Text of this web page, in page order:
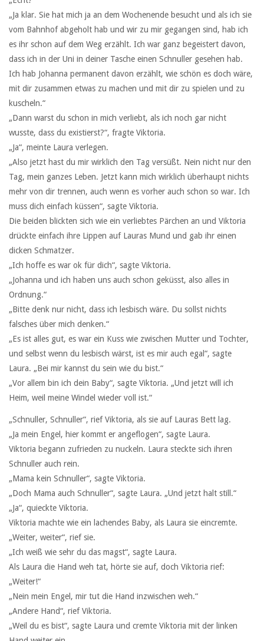
„Ja klar. Sie hat mich ja an dem Wochenende besucht und als ich sie
vom Bahnhof abgeholt hab und wir zu mir gegangen sind, hab ich
es ihr schon auf dem Weg erzählt. Ich war ganz begeistert davon,
dass ich in der Uni in deiner Tasche einen Schnuller gesehen hab.
Ich hab Johanna permanent davon erzählt, wie schön es doch wäre,
mit dir zusammen etwas zu machen und mit dir zu spielen und zu
kuscheln.“
„Dann warst du schon in mich verliebt, als ich noch gar nicht
wusste, dass du existierst?“, fragte Viktoria.
„Ja“, meinte Laura verlegen.
„Also jetzt hast du mir wirklich den Tag versüßt. Nein nicht nur den
Tag, mein ganzes Leben. Jetzt kann mich wirklich überhaupt nichts
mehr von dir trennen, auch wenn es vorher auch schon so war. Ich
muss dich einfach küssen“, sagte Viktoria.
Die beiden blickten sich wie ein verliebtes Pärchen an und Viktoria
drückte einfach ihre Lippen auf Lauras Mund und gab ihr einen
dicken Schmatzer.
„Ich hoffe es war ok für dich“, sagte Viktoria.
„Johanna und ich haben uns auch schon geküsst, also alles in
Ordnung.“
„Bitte denk nur nicht, dass ich lesbisch wäre. Du sollst nichts
falsches über mich denken.“
„Es ist alles gut, es war ein Kuss wie zwischen Mutter und Tochter,
und selbst wenn du lesbisch wärst, ist es mir auch egal“, sagte
Laura. „Bei mir kannst du sein wie du bist.“
„Vor allem bin ich dein Baby“, sagte Viktoria. „Und jetzt will ich
Heim, weil meine Windel wieder voll ist.“
„Schnuller, Schnuller“, rief Viktoria, als sie auf Lauras Bett lag.
„Ja mein Engel, hier kommt er angeflogen“, sagte Laura.
Viktoria begann zufrieden zu nuckeln. Laura steckte sich ihren
Schnuller auch rein.
„Mama kein Schnuller“, sagte Viktoria.
„Doch Mama auch Schnuller“, sagte Laura. „Und jetzt halt still.“
„Ja“, quieckte Viktoria.
Viktoria machte wie ein lachendes Baby, als Laura sie eincremte.
„Weiter, weiter“, rief sie.
„Ich weiß wie sehr du das magst“, sagte Laura.
Als Laura die Hand weh tat, hörte sie auf, doch Viktoria rief:
„Weiter!“
„Nein mein Engel, mir tut die Hand inzwischen weh.“
„Andere Hand“, rief Viktoria.
„Weil du es bist“, sagte Laura und cremte Viktoria mit der linken